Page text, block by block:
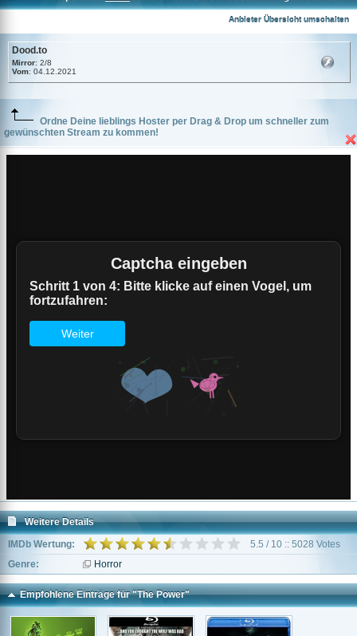
Anbieter Übersicht umschalten
Dood.to
Mirror: 2/8
Vom: 04.12.2021
Ordne Deine lieblings Hoster per Drag & Drop um schneller zum
gewünschten Stream zu kommen!
Weitere Details
IMDb Wertung:
5.5 / 10 :: 5028 Votes
Genre:
Horror
Empfohlene Einträge für "The Power"